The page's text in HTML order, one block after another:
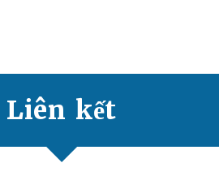
Liên kết